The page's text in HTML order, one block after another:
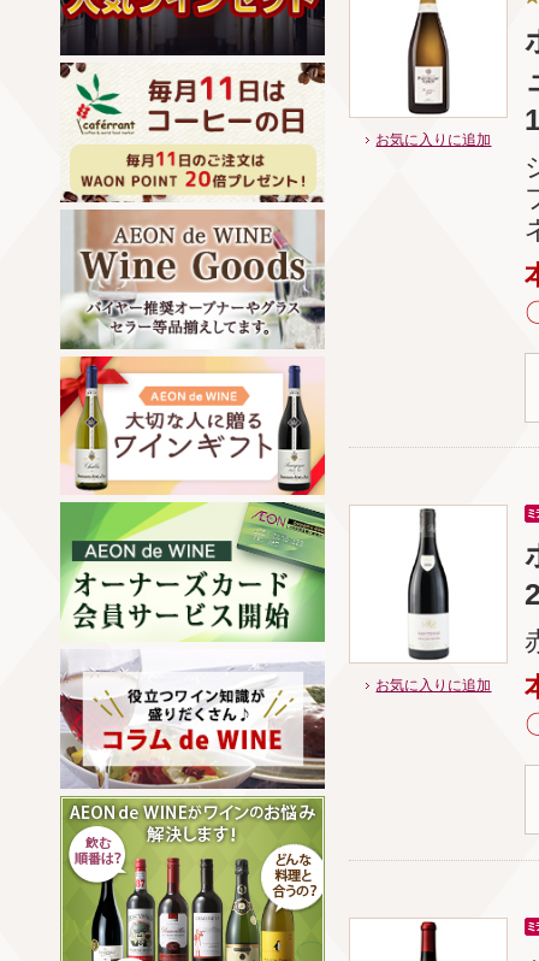
お気に入りに追加
お気に入りに追加